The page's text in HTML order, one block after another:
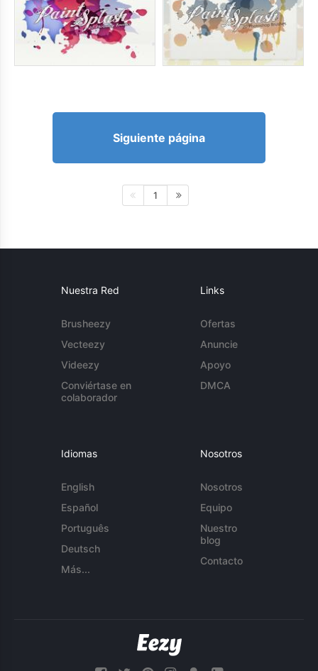
Siguiente página
1
Nuestra Red
Brusheezy
Vecteezy
Videezy
Conviértase en
colaborador
Links
Ofertas
Anuncie
Apoyo
DMCA
Idiomas
English
Español
Português
Deutsch
Más...
Nosotros
Nosotros
Equipo
Nuestro
blog
Contacto